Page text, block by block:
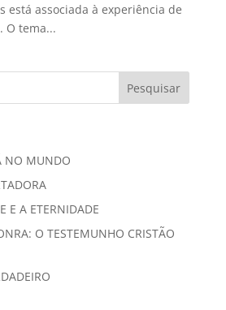
está associada à experiência de
O tema...
NO MUNDO
E A ETERNIDADE
O TESTEMUNHO CRISTÃO